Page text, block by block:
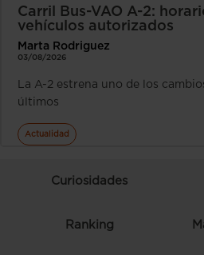
Carril Bus-VAO A-2:
vehículos autorizados
Marta Rodriguez
03/08/2026
La A-2 estrena uno de los
últimos
Actualidad
Curiosidades
Ranking